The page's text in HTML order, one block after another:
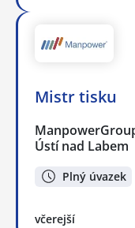
Mistr tisku
Ústí nad Labem
Plný úvazek
včerejší